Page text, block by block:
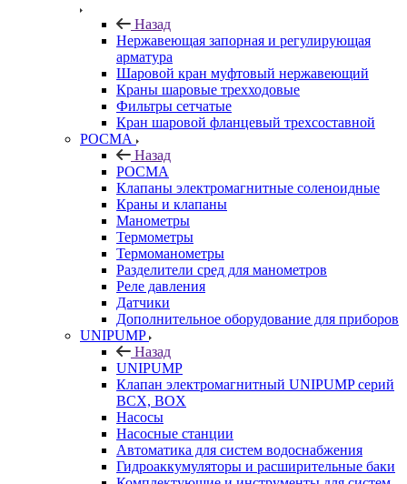
Назад
Нержавеющая запорная и регулирующая
арматура
Шаровой кран муфтовый нержавеющий
Краны шаровые трехходовые
Фильтры сетчатые
Кран шаровой фланцевый трехсоставной
РОСМА
Назад
РОСМА
Клапаны электромагнитные соленоидные
Краны и клапаны
Манометры
Термометры
Термоманометры
Разделители сред для манометров
Реле давления
Датчики
Дополнительное оборудование для приборов
UNIPUMP
Назад
UNIPUMP
Клапан электромагнитный UNIPUMP серий
BCX, BOX
Насосы
Насосные станции
Автоматика для систем водоснабжения
Гидроаккумуляторы и расширительные баки